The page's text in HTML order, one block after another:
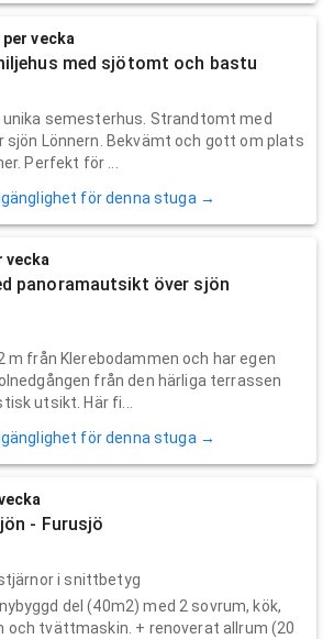
per vecka
med sjötomt och bastu
unika semesterhus. Strandtomt med
sjön Lönnern. Bekvämt och gott om plats
Perfekt för ...
för denna stuga →
vecka
panoramautsikt över sjön
m från Klerebodammen och har egen
från den härliga terrassen
utsikt. Här fi...
för denna stuga →
- Furusjö
i snittbetyg
del (40m2) med 2 sovrum, kök,
och tvättmaskin. + renoverat allrum (20